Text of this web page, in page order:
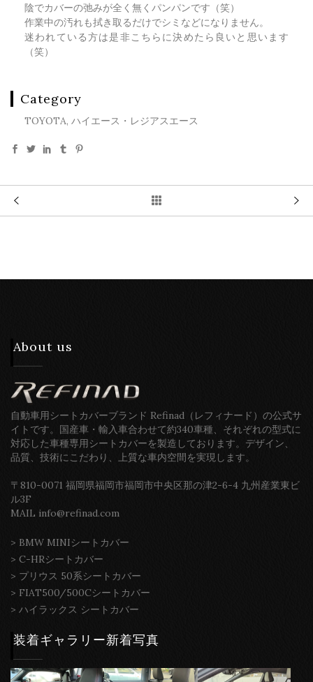
陰でカバーの弛みが全く無くパンパンです（笑）
作業中の汚れも拭き取るだけでシミなどになりません。
迷われている方は是非こちらに決めたら良いと思います
（笑）
Category
TOYOTA, ハイエース・レジアスエース
About us
自動車用シートカバーブランド Refinad（レフィナード）の公式サ
イトです。国産車・輸入車合わせて約340車種、それぞれの型式に
対応した車種専用シートカバーを製造しております。デザイン、
品質、技術にこだわり、上質な車内空間を実現します。
〒810-0071 福岡県福岡市福岡市中央区那の津2-6-4 九州産業東ビ
ル3F
MAIL info@refinad.com
> BMW MINIシートカバー
> C-HRシートカバー
> プリウス 50系シートカバー
> FIAT500/500Cシートカバー
> ハイラックス シートカバー
装着ギャラリー新着写真